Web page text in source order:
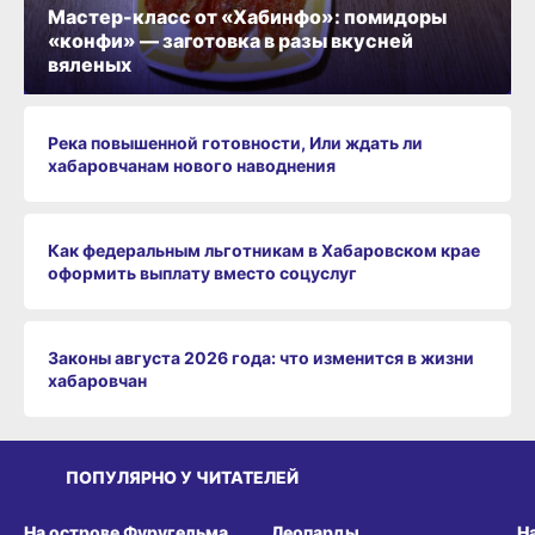
Река повышенной готовности, Или ждать ли
хабаровчанам нового наводнения
Как федеральным льготникам в Хабаровском крае
оформить выплату вместо соцуслуг
Законы августа 2026 года: что изменится в жизни
хабаровчан
Мастер-класс от «Хабинфо»: помидоры
«конфи» — заготовка в разы вкусней
вяленых
ПОПУЛЯРНО У ЧИТАТЕЛЕЙ